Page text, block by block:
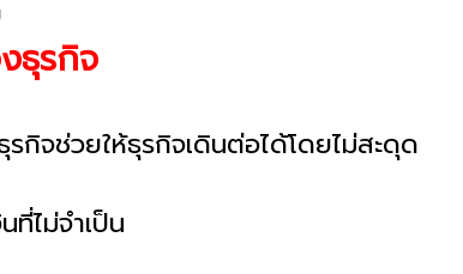
ธุรกิจ
กิจช่วยให้ธุรกิจเดินต่อได้โดยไม่สะดุด
ที่ไม่จำเป็น